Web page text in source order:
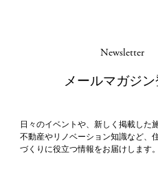
Newsletter
メールマガジ
日々のイベントや、新しく掲載した
不動産やリノベーション知識など、
づくりに役立つ情報をお届けします。